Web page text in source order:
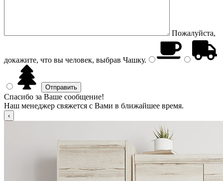
Пожалуйста,
докажите, что вы человек, выбрав Чашку.
Спасибо за Ваше сообщение!
Наш менеджер свяжется с Вами в ближайшее время.